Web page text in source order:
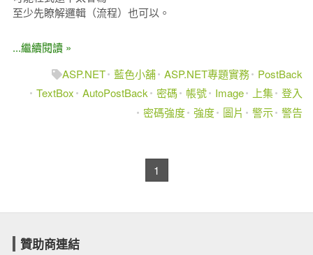
至少先瞭解邏輯（流程）也可以。
...繼續閱讀 »
ASP.NET 藍色小舖 ASP.NET專題實務
PostBack
TextBox
AutoPostBack 密碼 帳號 Image 上集 登入
密碼強度 強度 圖片 警示 警告
1
贊助商連結